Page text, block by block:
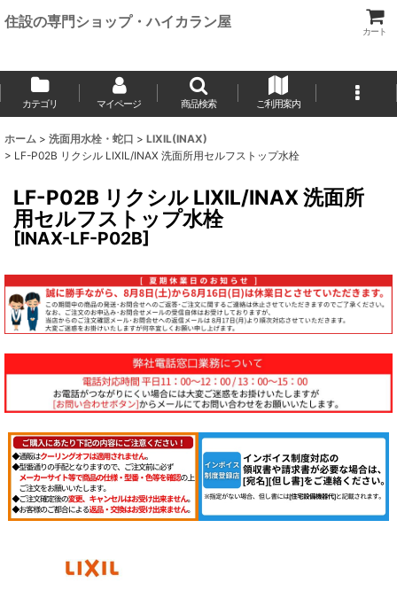
住設の専門ショップ・ハイカラン屋
カート
カテゴリ マイページ 商品検索 ご利用案内
ホーム > 洗面用水栓・蛇口 > LIXIL(INAX)
> LF-P02B リクシル LIXIL/INAX 洗面所用セルフストップ水栓
LF-P02B リクシル LIXIL/INAX 洗面所
用セルフストップ水栓
[INAX-LF-P02B]